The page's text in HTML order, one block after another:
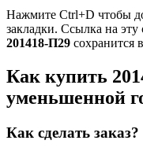
Нажмите Ctrl+D чтобы
закладки. Ссылка на эту
201418-П29 сохранится
Как купить
уменьшенной
Как сделать заказ?